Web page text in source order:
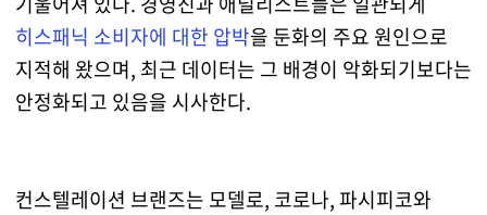
히스패닉 소비자에 대한 압박을 둔화의 주요 원인으로
지적해 왔으며, 최근 데이터는 그 배경이 악화되기보다는
안정화되고 있음을 시사한다.
컨스텔레이션 브랜즈는 모델로, 코로나, 파시피코와